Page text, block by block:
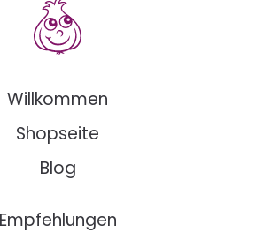
Willkommen
Shopseite
Blog
Empfehlungen